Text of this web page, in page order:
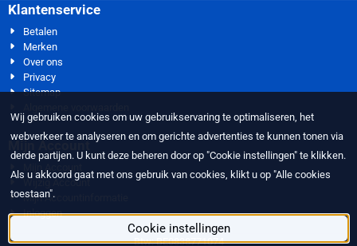
Klantenservice
Betalen
Merken
Over ons
Privacy
Sitemap
Mijn Account
Wijzig Account
Mijn Accountinformatie
Inloggen
Btw: BE0838771074
Wij gebruiken cookies om uw gebruikservaring te optimaliseren, het
webverkeer te analyseren en om gerichte advertenties te kunnen tonen via
derde partijen. U kunt deze beheren door op "Cookie instellingen" te klikken.
Als u akkoord gaat met ons gebruik van cookies, klikt u op "Alle cookies
toestaan".
Cookie instellingen